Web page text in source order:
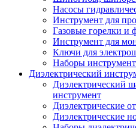
Насосы
Инструмент для
Газовые горелки и
Инструмент для
Ключи для
Наборы
Диэлектрический
Диэлектрический
инструмент
Диэлектрические
Диэлектрические